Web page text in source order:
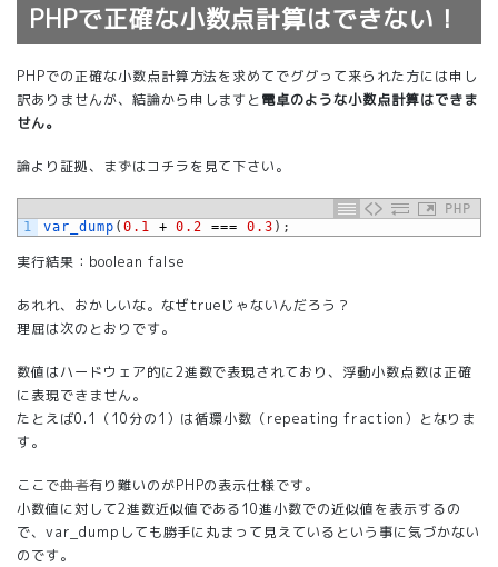
PHPで正確な小数点計算はできない！
PHPでの正確な小数点計算方法を求めてでググって来られた方には申し
訳ありませんが、結論から申しますと 電卓のような小数点計算はできま
せん。
論より証拠、まずはコチラを見て下さい。
PHP
1
var_dump ( 0.1 + 0.2 === 0.3 ) ;
実行結果：boolean false
あれれ、おかしいな。なぜtrueじゃないんだろう？
理屈は次のとおりです。
数値はハードウェア的に2進数で表現されており、浮動小数点数は正確
に表現できません。
たとえば0.1（10分の1）は循環小数（repeating fraction）となりま
す。
ここで曲者有り難いのがPHPの表示仕様です。
小数値に対して2進数近似値である10進小数での近似値を表示するの
で、var_dumpしても勝手に丸まって見えているという事に気づかない
のです。